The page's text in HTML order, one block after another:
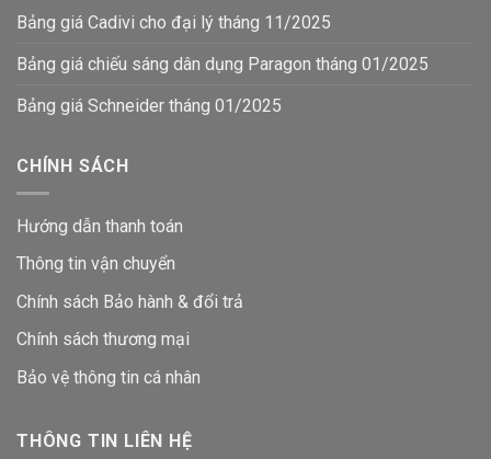
Bảng giá Cadivi cho đại lý tháng 11/2025
Bảng giá chiếu sáng dân dụng Paragon tháng 01/2025
Bảng giá Schneider tháng 01/2025
CHÍNH SÁCH
Hướng dẫn thanh toán
Thông tin vận chuyển
Chính sách Bảo hành & đổi trả
Chính sách thương mại
Bảo vệ thông tin cá nhân
THÔNG TIN LIÊN HỆ